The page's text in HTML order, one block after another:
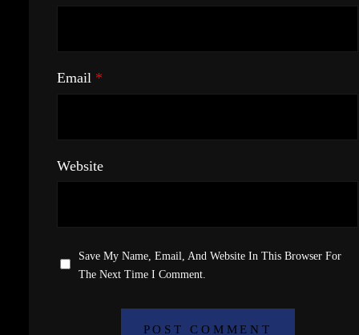
Email *
Website
Save My Name, Email, And Website In This Browser For
The Next Time I Comment.